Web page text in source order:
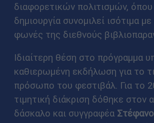
διαφορετικών πολιτισμών,
δημιουργία συνομιλεί ισότιμα
φωνές της διεθνούς
Ιδιαίτερη θέση στο πρόγραμμα
καθιερωμένη εκδήλωση για το
πρόσωπο του φεστιβάλ. Για το
τιμητική διάκριση δόθηκε στον
δάσκαλο και συγγραφέα